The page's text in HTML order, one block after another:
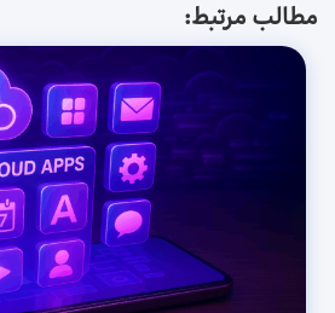
مطالب مرتبط: